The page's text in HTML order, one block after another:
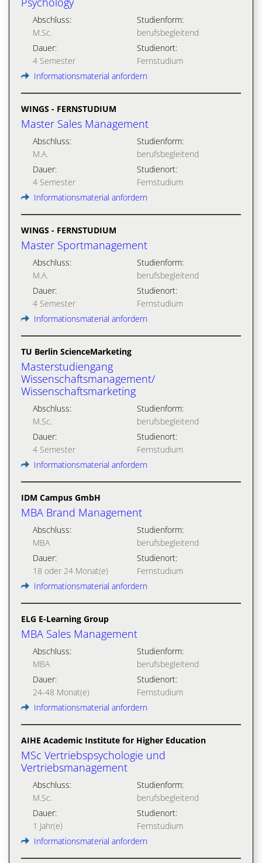
Abschluss:
M.Sc.
Studienform:
berufsbegleitend
Dauer:
4 Semester
Studienort:
Fernstudium
Informationsmaterial anfordern
WINGS - FERNSTUDIUM
Master Sales Management
Abschluss:
M.A.
Studienform:
berufsbegleitend
Dauer:
4 Semester
Studienort:
Fernstudium
Informationsmaterial anfordern
WINGS - FERNSTUDIUM
Master Sportmanagement
Abschluss:
M.A.
Studienform:
berufsbegleitend
Dauer:
4 Semester
Studienort:
Fernstudium
Informationsmaterial anfordern
TU Berlin ScienceMarketing
Masterstudiengang
Wissenschaftsmanagement/
Wissenschaftsmarketing
Abschluss:
M.Sc.
Studienform:
berufsbegleitend
Dauer:
4 Semester
Studienort:
Fernstudium
Informationsmaterial anfordern
IDM Campus GmbH
MBA Brand Management
Abschluss:
MBA
Studienform:
berufsbegleitend
Dauer:
18 oder 24 Monat(e)
Studienort:
Fernstudium
Informationsmaterial anfordern
ELG E-Learning Group
MBA Sales Management
Abschluss:
MBA
Studienform:
berufsbegleitend
Dauer:
24-48 Monat(e)
Studienort:
Fernstudium
Informationsmaterial anfordern
AIHE Academic Institute for Higher Education
MSc Vertriebspsychologie und
Vertriebsmanagement
Abschluss:
M.Sc.
Studienform:
berufsbegleitend
Dauer:
1 Jahr(e)
Studienort:
Fernstudium
Informationsmaterial anfordern